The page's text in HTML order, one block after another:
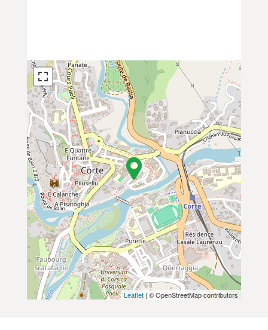
Leaflet | © OpenStreetMap contributors